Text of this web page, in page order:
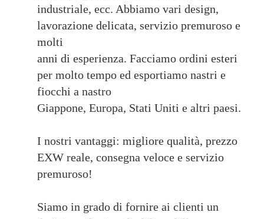
industriale, ecc. Abbiamo vari design,
lavorazione delicata, servizio premuroso e
molti
anni di esperienza. Facciamo ordini esteri
per molto tempo ed esportiamo nastri e
fiocchi a nastro
Giappone, Europa, Stati Uniti e altri paesi.
I nostri vantaggi: migliore qualità, prezzo
EXW reale, consegna veloce e servizio
premuroso!
Siamo in grado di fornire ai clienti un